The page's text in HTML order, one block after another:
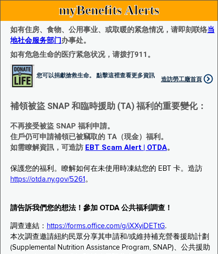
myBenefits Alerts
如有住房、食物、公用事业、或取暖的紧急情况，请即刻联络当
地社会服务部门办事处。
如有危急生命的医疗紧急状况，请拨打911。
您可以捐獻搶救生命。 點擊這裡查看更多資訊
造訪勞工廰首頁
補領被盜 SNAP 和臨時援助 (TA) 福利的重要變化：
不再接受被盜 SNAP 福利申請。
住戶仍可申請補領已被竊取的 TA（現金）福利。
如需瞭解資訊，可造訪 EBT Scam Alert | OTDA。
保護您的福利。瞭解如何在未使用時凍結您的 EBT 卡。造訪
https://otda.ny.gov/5261 。
請告訴我們您的想法！參加 OTDA 公共福利調查！
調查連結： https://forms.office.com/g/iXXyiDETtG.
本次調查邀請紐約民眾分享其申請和/或維持補充營養援助計劃
(Supplemental Nutrition Assistance Program, SNAP)、公共援助